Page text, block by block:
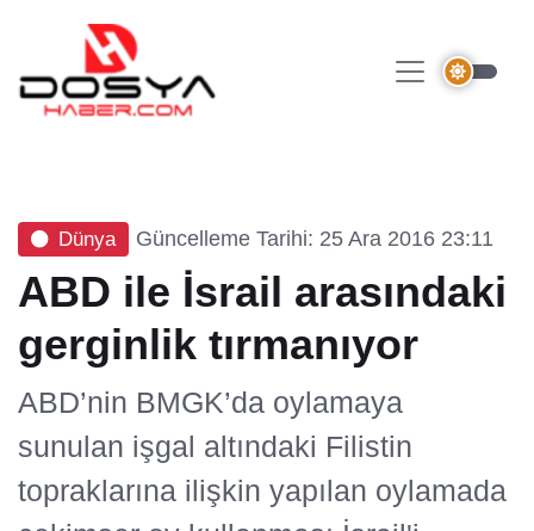
Dünya Güncelleme Tarihi: 25 Ara 2016 23:11
ABD ile İsrail arasındaki
gerginlik tırmanıyor
ABD’nin BMGK’da oylamaya
sunulan işgal altındaki Filistin
topraklarına ilişkin yapılan oylamada